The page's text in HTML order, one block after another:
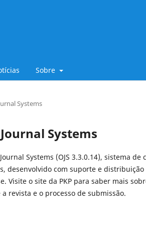
Sobre
Systems
Systems
Systems (OJS 3.3.0.14), sistema
desenvolvido com suporte e distribuição
Visite o site da PKP para saber mais
revista e o processo de submissão.